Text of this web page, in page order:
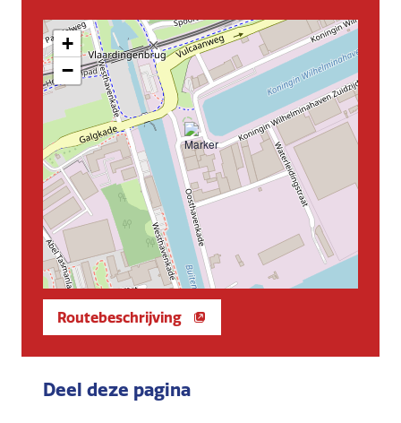
+
−
Routebeschrijving
Deel deze pagina